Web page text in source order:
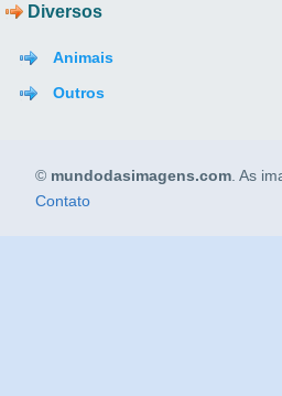
Diversos
Animais
Outros
© mundodasimagens.com . As
Contato